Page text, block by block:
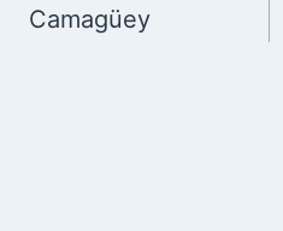
Camagüey